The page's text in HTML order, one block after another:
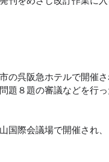
呉阪急ホテルで開催
題８題の審議などを行っ
際会議場で開催され